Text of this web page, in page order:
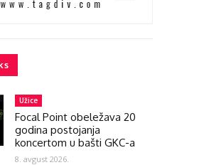
Užice
Focal Point obeležava 20
godina postojanja
koncertom u bašti GKC-a
8. avgust 2026.